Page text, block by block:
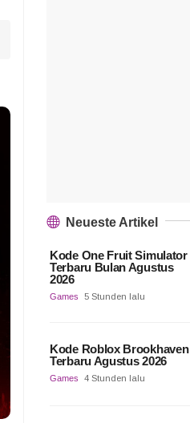
Neueste Artikel
Kode One Fruit Simulator
Terbaru Bulan Agustus
2026
Games 5 Stunden lalu
Kode Roblox Brookhaven
Terbaru Agustus 2026
Games 4 Stunden lalu